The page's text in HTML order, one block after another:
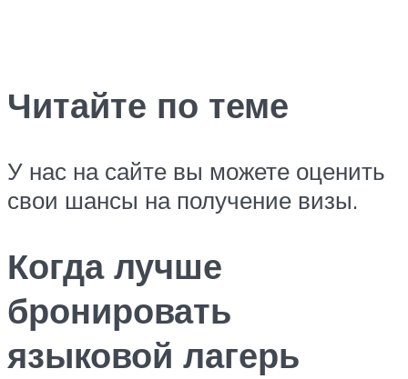
Читайте по теме
У нас на сайте вы можете оценить
свои шансы на получение визы.
Когда лучше
бронировать
языковой лагерь